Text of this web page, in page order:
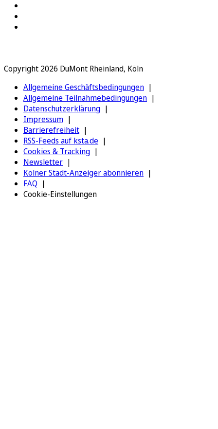
Copyright 2026 DuMont Rheinland, Köln
Allgemeine Geschäftsbedingungen
Allgemeine Teilnahmebedingungen
Datenschutzerklärung
Impressum
Barrierefreiheit
RSS-Feeds auf ksta.de
Cookies & Tracking
Newsletter
Kölner Stadt-Anzeiger abonnieren
FAQ
Cookie-Einstellungen